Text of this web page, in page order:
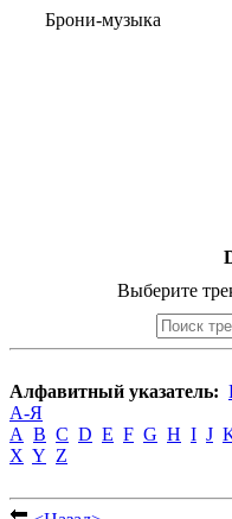
Брони-музыка
Выберите
Алфавитный указатель:
А-Я
A B C D E F G H I J
X Y Z